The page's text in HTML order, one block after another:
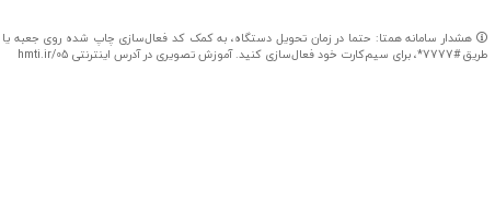
هشدار سامانه همتا: حتما در زمان تحویل دستگاه، به کمک کد فعال‌سازی چاپ شده روی جعبه یا
طریق #7777*، برای سیم‌کارت خود فعال‌سازی کنید. آموزش تصویری در آدرس اینترنتی hmti.ir/05